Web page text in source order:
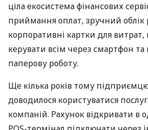
ціла екосистема фінансових
приймання оплат, зручний облік
корпоративні картки для
керувати всім через смартфон та
паперову роботу.
Ще кілька років тому
доводилося користуватися
компаній. Рахунок відкривати в